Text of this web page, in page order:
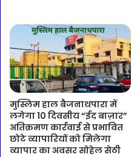
मुस्लिम हाल बैजनाथपारा में
लगेगा 10 दिवसीय “ईद बाज़ार”
अतिक्रमण कार्रवाई से प्रभावित
छोटे व्यापारियों को मिलेगा
व्यापार का अवसर सोहेल सेठी